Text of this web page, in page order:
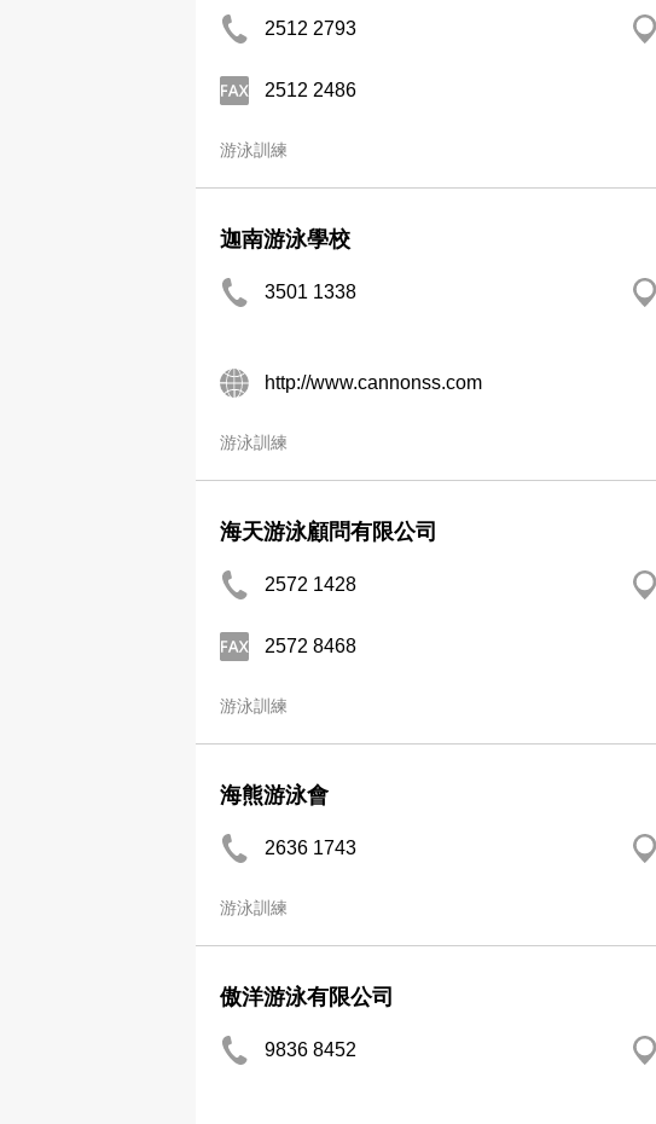
2512 2793
2512 2486
游泳訓練
迦南游泳學校
3501 1338
http://www.cannonss.com
游泳訓練
海天游泳顧問有限公司
2572 1428
2572 8468
游泳訓練
海熊游泳會
2636 1743
游泳訓練
傲洋游泳有限公司
9836 8452